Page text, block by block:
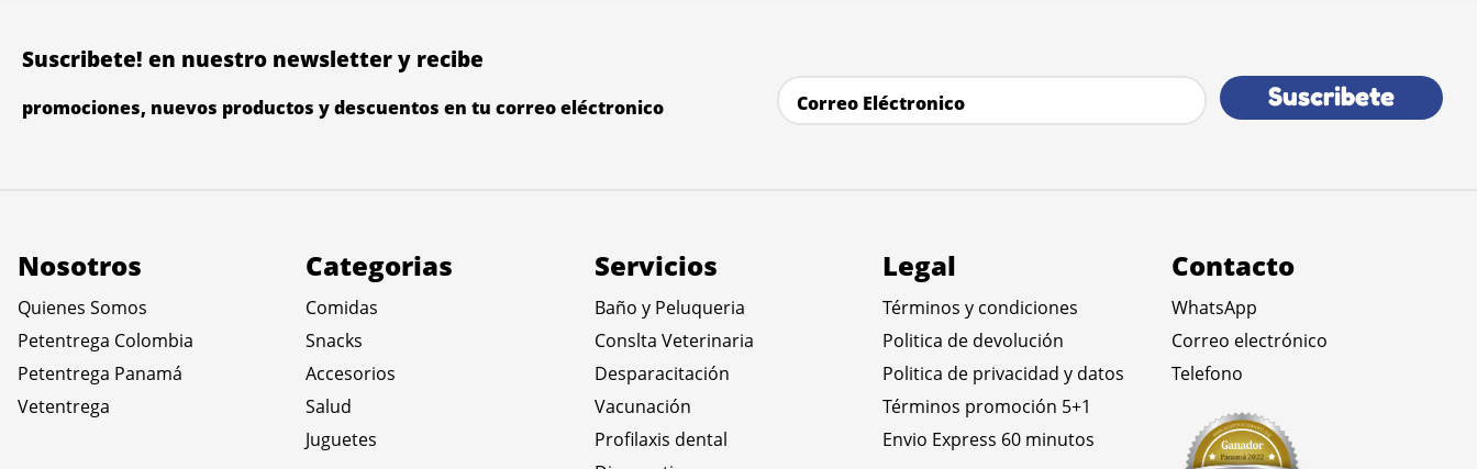
Suscribete! en nuestro newsletter y recibe
promociones, nuevos productos y descuentos en tu correo eléctronico Suscribete
Nosotros
Quienes Somos
Petentrega Colombia
Petentrega Panamá
Vetentrega
Categorias
Comidas
Snacks
Accesorios
Salud
Juguetes
Servicios
Baño y Peluqueria
Conslta Veterinaria
Desparacitación
Vacunación
Profilaxis dental
Legal
Términos y condiciones
Politica de devolución
Politica de privacidad y datos
Términos promoción 5+1
Envio Express 60 minutos
Contacto
WhatsApp
Correo electrónico
Telefono